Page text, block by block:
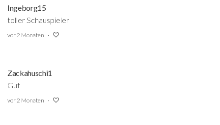
Ingeborg15
toller Schauspieler
vor 2 Monaten
Zackahuschi1
Gut
vor 2 Monaten